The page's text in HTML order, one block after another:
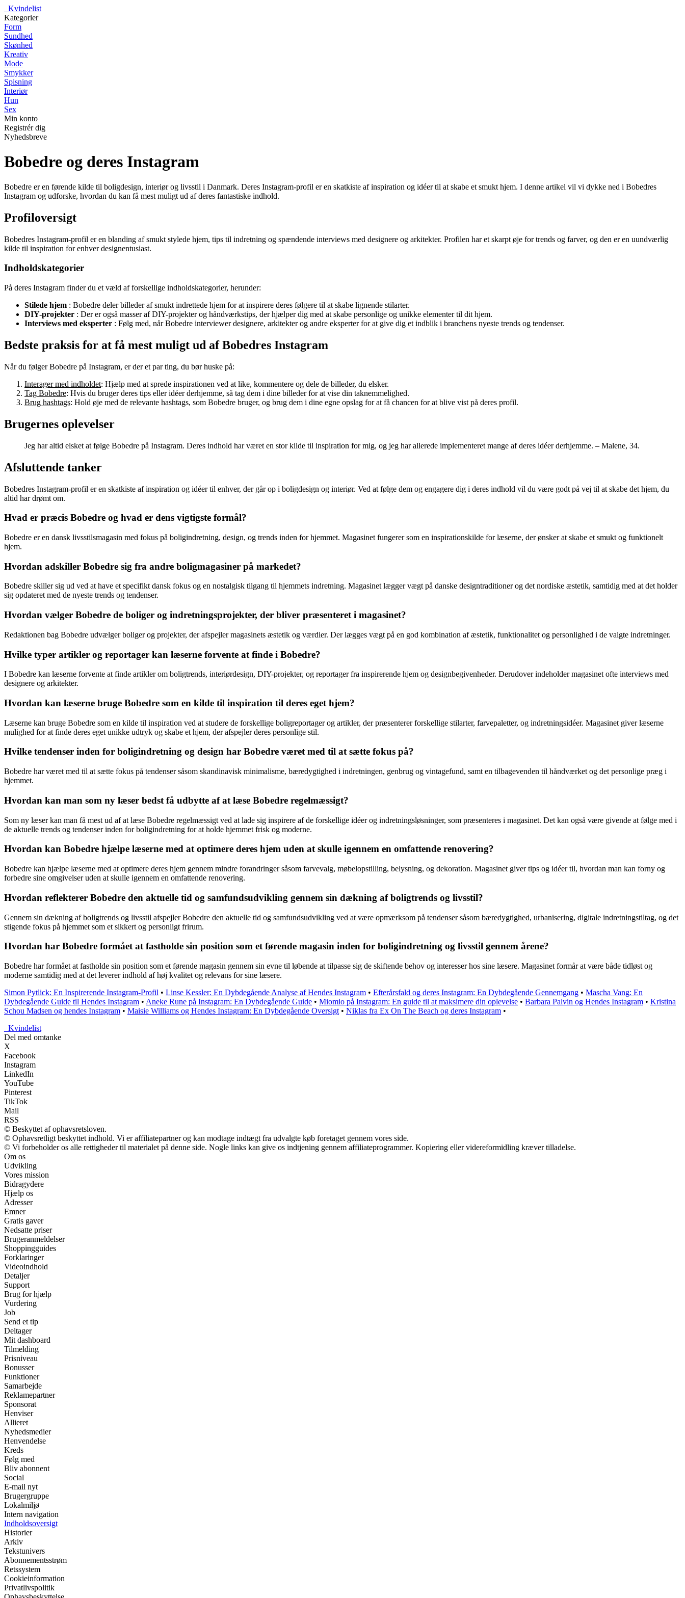
Kvindelist
Kategorier
Form
Sundhed
Skønhed
Kreativ
Mode
Smykker
Spisning
Interiør
Hun
Sex
Min konto
Registrér dig
Nyhedsbreve
Bobedre og deres Instagram
Bobedre er en førende kilde til boligdesign, interiør og livsstil i Danmark. Deres Instagram-profil er en skatkiste af inspiration og idéer til at skabe et smukt hjem. I denne artikel vil vi dykke ned i Bobedres
Instagram og udforske, hvordan du kan få mest muligt ud af deres fantastiske indhold.
Profiloversigt
Bobedres Instagram-profil er en blanding af smukt stylede hjem, tips til indretning og spændende interviews med designere og arkitekter. Profilen har et skarpt øje for trends og farver, og den er en uundværlig
kilde til inspiration for enhver designentusiast.
Indholdskategorier
På deres Instagram finder du et væld af forskellige indholdskategorier, herunder:
Stilede hjem : Bobedre deler billeder af smukt indrettede hjem for at inspirere deres følgere til at skabe lignende stilarter.
DIY-projekter : Der er også masser af DIY-projekter og håndværkstips, der hjælper dig med at skabe personlige og unikke elementer til dit hjem.
Interviews med eksperter : Følg med, når Bobedre interviewer designere, arkitekter og andre eksperter for at give dig et indblik i branchens nyeste trends og tendenser.
Bedste praksis for at få mest muligt ud af Bobedres Instagram
Når du følger Bobedre på Instagram, er der et par ting, du bør huske på:
Interager med indholdet: Hjælp med at sprede inspirationen ved at like, kommentere og dele de billeder, du elsker.
Tag Bobedre: Hvis du bruger deres tips eller idéer derhjemme, så tag dem i dine billeder for at vise din taknemmelighed.
Brug hashtags: Hold øje med de relevante hashtags, som Bobedre bruger, og brug dem i dine egne opslag for at få chancen for at blive vist på deres profil.
Brugernes oplevelser
Jeg har altid elsket at følge Bobedre på Instagram. Deres indhold har været en stor kilde til inspiration for mig, og jeg har allerede implementeret mange af deres idéer derhjemme. – Malene, 34.
Afsluttende tanker
Bobedres Instagram-profil er en skatkiste af inspiration og idéer til enhver, der går op i boligdesign og interiør. Ved at følge dem og engagere dig i deres indhold vil du være godt på vej til at skabe det hjem, du
altid har drømt om.
Hvad er præcis Bobedre og hvad er dens vigtigste formål?
Bobedre er en dansk livsstilsmagasin med fokus på boligindretning, design, og trends inden for hjemmet. Magasinet fungerer som en inspirationskilde for læserne, der ønsker at skabe et smukt og funktionelt
hjem.
Hvordan adskiller Bobedre sig fra andre boligmagasiner på markedet?
Bobedre skiller sig ud ved at have et specifikt dansk fokus og en nostalgisk tilgang til hjemmets indretning. Magasinet lægger vægt på danske designtraditioner og det nordiske æstetik, samtidig med at det holder
sig opdateret med de nyeste trends og tendenser.
Hvordan vælger Bobedre de boliger og indretningsprojekter, der bliver præsenteret i magasinet?
Redaktionen bag Bobedre udvælger boliger og projekter, der afspejler magasinets æstetik og værdier. Der lægges vægt på en god kombination af æstetik, funktionalitet og personlighed i de valgte indretninger.
Hvilke typer artikler og reportager kan læserne forvente at finde i Bobedre?
I Bobedre kan læserne forvente at finde artikler om boligtrends, interiørdesign, DIY-projekter, og reportager fra inspirerende hjem og designbegivenheder. Derudover indeholder magasinet ofte interviews med
designere og arkitekter.
Hvordan kan læserne bruge Bobedre som en kilde til inspiration til deres eget hjem?
Læserne kan bruge Bobedre som en kilde til inspiration ved at studere de forskellige boligreportager og artikler, der præsenterer forskellige stilarter, farvepaletter, og indretningsidéer. Magasinet giver læserne
mulighed for at finde deres eget unikke udtryk og skabe et hjem, der afspejler deres personlige stil.
Hvilke tendenser inden for boligindretning og design har Bobedre været med til at sætte fokus på?
Bobedre har været med til at sætte fokus på tendenser såsom skandinavisk minimalisme, bæredygtighed i indretningen, genbrug og vintagefund, samt en tilbagevenden til håndværket og det personlige præg i
hjemmet.
Hvordan kan man som ny læser bedst få udbytte af at læse Bobedre regelmæssigt?
Som ny læser kan man få mest ud af at læse Bobedre regelmæssigt ved at lade sig inspirere af de forskellige idéer og indretningsløsninger, som præsenteres i magasinet. Det kan også være givende at følge med i
de aktuelle trends og tendenser inden for boligindretning for at holde hjemmet frisk og moderne.
Hvordan kan Bobedre hjælpe læserne med at optimere deres hjem uden at skulle igennem en omfattende renovering?
Bobedre kan hjælpe læserne med at optimere deres hjem gennem mindre forandringer såsom farvevalg, møbelopstilling, belysning, og dekoration. Magasinet giver tips og idéer til, hvordan man kan forny og
forbedre sine omgivelser uden at skulle igennem en omfattende renovering.
Hvordan reflekterer Bobedre den aktuelle tid og samfundsudvikling gennem sin dækning af boligtrends og livsstil?
Gennem sin dækning af boligtrends og livsstil afspejler Bobedre den aktuelle tid og samfundsudvikling ved at være opmærksom på tendenser såsom bæredygtighed, urbanisering, digitale indretningstiltag, og det
stigende fokus på hjemmet som et sikkert og personligt frirum.
Hvordan har Bobedre formået at fastholde sin position som et førende magasin inden for boligindretning og livsstil gennem årene?
Bobedre har formået at fastholde sin position som et førende magasin gennem sin evne til løbende at tilpasse sig de skiftende behov og interesser hos sine læsere. Magasinet formår at være både tidløst og
moderne samtidig med at det leverer indhold af høj kvalitet og relevans for sine læsere.
Simon Pytlick: En Inspirerende Instagram-Profil • Linse Kessler: En Dybdegående Analyse af Hendes Instagram • Efterårsfald og deres Instagram: En Dybdegående Gennemgang • Mascha Vang: En
Dybdegående Guide til Hendes Instagram • Aneke Rune på Instagram: En Dybdegående Guide • Miomio på Instagram: En guide til at maksimere din oplevelse • Barbara Palvin og Hendes Instagram • Kristina
Schou Madsen og hendes Instagram • Maisie Williams og Hendes Instagram: En Dybdegående Oversigt • Niklas fra Ex On The Beach og deres Instagram •
Kvindelist
Del med omtanke
X
Facebook
Instagram
LinkedIn
YouTube
Pinterest
TikTok
Mail
RSS
© Beskyttet af ophavsretsloven.
© Ophavsretligt beskyttet indhold. Vi er affiliatepartner og kan modtage indtægt fra udvalgte køb foretaget gennem vores side.
© Vi forbeholder os alle rettigheder til materialet på denne side. Nogle links kan give os indtjening gennem affiliateprogrammer. Kopiering eller videreformidling kræver tilladelse.
Om os
Udvikling
Vores mission
Bidragydere
Hjælp os
Adresser
Emner
Gratis gaver
Nedsatte priser
Brugeranmeldelser
Shoppingguides
Forklaringer
Videoindhold
Detaljer
Support
Brug for hjælp
Vurdering
Job
Send et tip
Deltager
Mit dashboard
Tilmelding
Prisniveau
Bonusser
Funktioner
Samarbejde
Reklamepartner
Sponsorat
Henviser
Allieret
Nyhedsmedier
Henvendelse
Kreds
Følg med
Bliv abonnent
Social
E-mail nyt
Brugergruppe
Lokalmiljø
Intern navigation
Indholdsoversigt
Historier
Arkiv
Tekstunivers
Abonnementsstrøm
Retssystem
Cookieinformation
Privatlivspolitik